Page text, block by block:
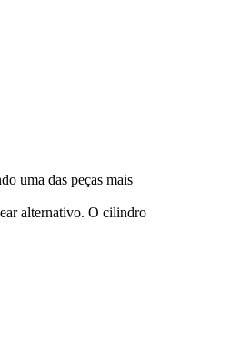
uma das peças mais
alternativo. O cilindro